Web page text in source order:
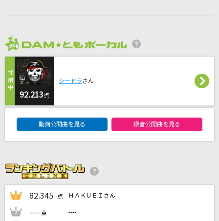
白日
King Gnu
エリカ
あめのむらくもP
青のすみか
キタニタツヤ
もっと見る
92.213点
シードラさん
動画公開曲を見る 録音公開曲を見る
1 82.345 点 ＨＡＫＵＥＩさん
2 ----点 ----